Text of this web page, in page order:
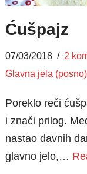
Ćušpajz
07/03/2018
2
Glavna jela (posno)
Poreklo reči
i znači prilog.
nastao davnih
glavno jelo,…